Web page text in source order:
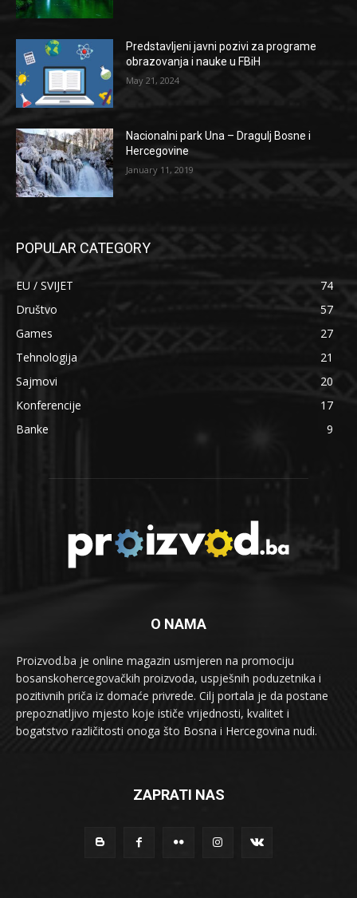
Predstavljeni javni pozivi za programe
obrazovanja i nauke u FBiH
May 21, 2024
Nacionalni park Una – Dragulj Bosne i
Hercegovine
January 11, 2019
POPULAR CATEGORY
EU / SVIJET
74
Društvo
57
Games
27
Tehnologija
21
Sajmovi
20
Konferencije
17
Banke
9
O NAMA
Proizvod.ba je online magazin usmjeren na promociju
bosanskohercegovačkih proizvoda, uspješnih poduzetnika i
pozitivnih priča iz domaće privrede. Cilj portala je da postane
prepoznatljivo mjesto koje ističe vrijednosti, kvalitet i
bogatstvo različitosti onoga što Bosna i Hercegovina nudi.
ZAPRATI NAS